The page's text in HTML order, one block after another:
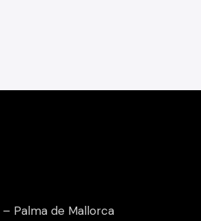
Palma de Mallorca